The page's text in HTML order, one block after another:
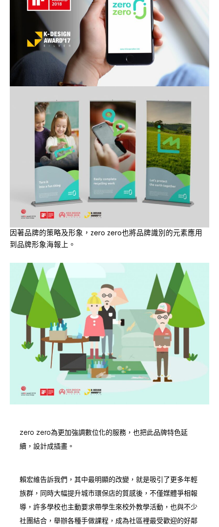
因著品牌的策略及形象，zero zero也將品牌識別的元素應用
到品牌形象海報上。
zero zero為更加強調數位化的服務，也把此品牌特色延
續，設計成插畫。
賴宏維告訴我們，其中最明顯的改變，就是吸引了更多年輕
族群，同時大幅提升城市環保店的質感後，不僅媒體爭相報
導，許多學校也主動要求帶學生來校外教學活動，也與不少
社團結合，舉辦各種手做課程，成為社區裡最受歡迎的好鄰